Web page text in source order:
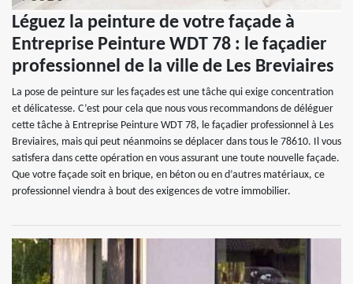
Léguez la peinture de votre façade à
Entreprise Peinture WDT 78 : le façadier
professionnel de la ville de Les Breviaires
La pose de peinture sur les façades est une tâche qui exige concentration
et délicatesse. C’est pour cela que nous vous recommandons de déléguer
cette tâche à Entreprise Peinture WDT 78, le façadier professionnel à Les
Breviaires, mais qui peut néanmoins se déplacer dans tous le 78610. Il vous
satisfera dans cette opération en vous assurant une toute nouvelle façade.
Que votre façade soit en brique, en béton ou en d’autres matériaux, ce
professionnel viendra à bout des exigences de votre immobilier.